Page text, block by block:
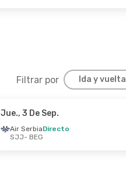
Filtrar por Ida y vuelta
1 Escala
Jue., 3 De Sep.
Air SerbiaDirecto
SJJ- BEG